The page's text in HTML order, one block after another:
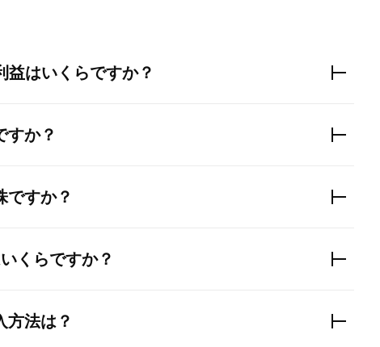
益はいくらですか？
すか？
ですか？
くらですか？
方法は？